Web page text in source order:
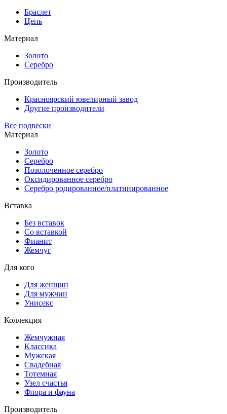
Браслет
Цепь
Материал
Золото
Серебро
Производитель
Красноярский ювелирный завод
Другие производители
Все подвески
Материал
Золото
Серебро
Позолоченное серебро
Оксидированное серебро
Серебро родированное/платинированное
Вставка
Без вставок
Со вставкой
Фианит
Жемчуг
Для кого
Для женщин
Для мужчин
Унисекс
Коллекция
Жемчужная
Классика
Мужская
Свадебная
Тотемная
Узел счастья
Флора и фауна
Производитель